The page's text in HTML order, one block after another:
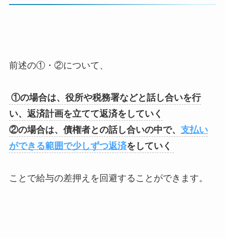
前述の①・②について、
①の場合は、役所や税務署などと話し合いを行
い、返済計画を立てて返済をしていく
②の場合は、債権者との話し合いの中で、 支払い
ができる範囲で少しずつ返済をしていく
ことで給与の差押えを回避することができます。